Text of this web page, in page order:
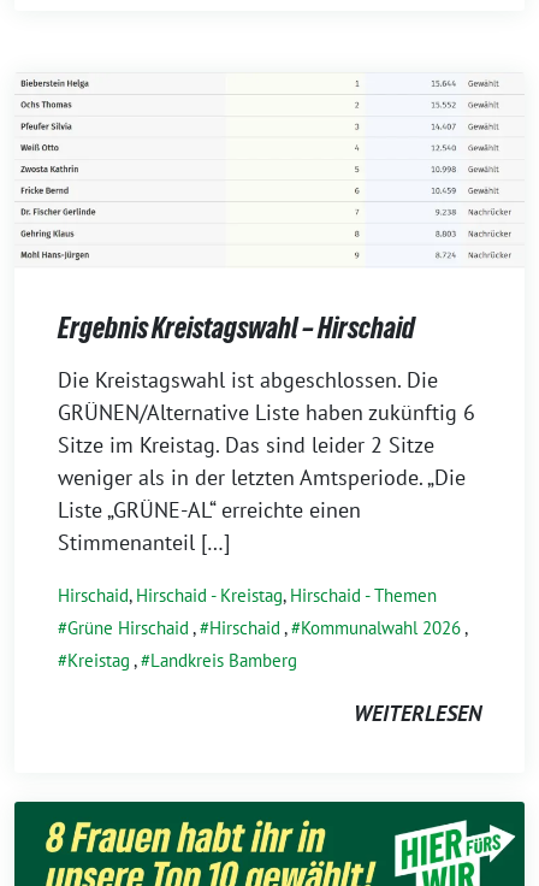
Ergebnis Kreistagswahl – Hirschaid
12.
März
2026
Die Kreistagswahl ist abgeschlossen. Die
GRÜNEN/Alternative Liste haben zukünftig 6
Sitze im Kreistag. Das sind leider 2 Sitze
weniger als in der letzten Amtsperiode. „Die
Liste „GRÜNE-AL“ erreichte einen
Stimmenanteil […]
Hirschaid, Hirschaid - Kreistag, Hirschaid - Themen
Grüne Hirschaid , Hirschaid , Kommunalwahl 2026,
Kreistag , Landkreis Bamberg
WEITERLESEN